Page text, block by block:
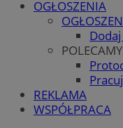
OGŁOSZENIA
POLECAMY
REKLAMA
WSPÓŁPRACA